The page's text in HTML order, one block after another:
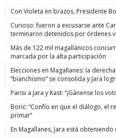
Con Violeta en brazos, Presidente
Curioso: fueron a excusarse ante
terminaron detenidos por órdenes
Más de 122 mil magallánicos
marcada por la alta participación
Elecciones en Magallanes: la
“bianchismo” se consolida y Jara
Parisi a Jara y Kast: “¡Gánense los
Boric: “Confío en que el diálogo, el
primar”
En Magallanes, Jara está obteniendo